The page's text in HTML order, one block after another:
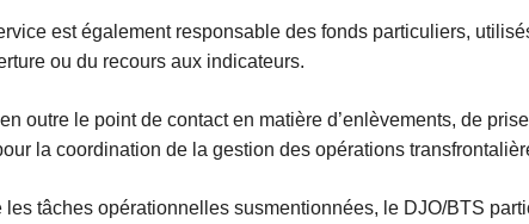
est également responsable des fonds particuliers,
ou du recours aux indicateurs.
en outre le point de contact en matière d’enlèvements, de
la coordination de la gestion des opérations
les tâches opérationnelles susmentionnées, le DJO/BTS